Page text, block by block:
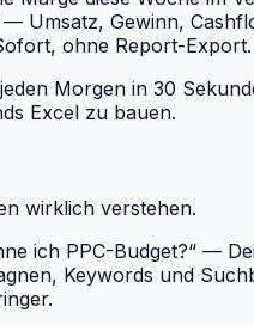
— Umsatz, Gewinn,
ohne Report-Export.
Morgen in 30
Excel zu bauen.
wirklich verstehen.
ich PPC-Budget?“ —
Keywords und